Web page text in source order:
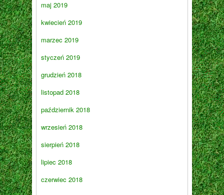
maj 2019
kwiecień 2019
marzec 2019
styczeń 2019
grudzień 2018
listopad 2018
październik 2018
wrzesień 2018
sierpień 2018
lipiec 2018
czerwiec 2018